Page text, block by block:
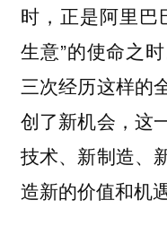
时，正是阿里巴
生意”的使命之
三次经历这样的
创了新机会，这
技术、新制造、
造新的价值和机遇